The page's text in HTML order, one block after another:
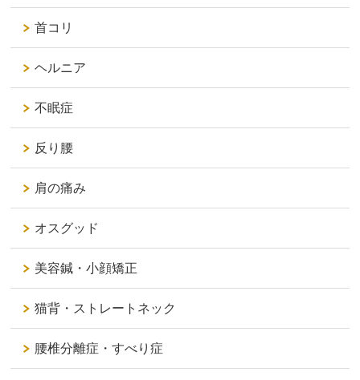
首コリ
ヘルニア
不眠症
反り腰
肩の痛み
オスグッド
美容鍼・小顔矯正
猫背・ストレートネック
腰椎分離症・すべり症